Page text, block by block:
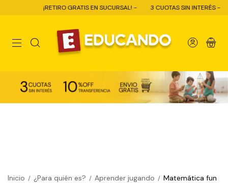
¡RETIRO GRATIS EN SUCURSAL! - 3 CUOTAS SIN INTERÉS -
0
Inicio / ¿Para quién es? / Aprender jugando / Matemática fun